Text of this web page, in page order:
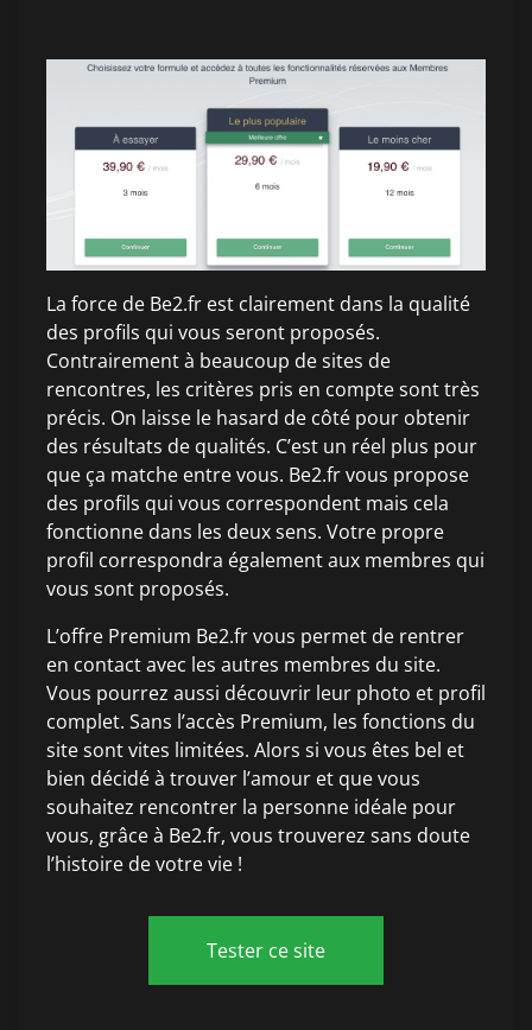
La force de Be2.fr est clairement dans la qualité
des profils qui vous seront proposés.
Contrairement à beaucoup de sites de
rencontres, les critères pris en compte sont très
précis. On laisse le hasard de côté pour obtenir
des résultats de qualités. C’est un réel plus pour
que ça matche entre vous. Be2.fr vous propose
des profils qui vous correspondent mais cela
fonctionne dans les deux sens. Votre propre
profil correspondra également aux membres qui
vous sont proposés.
L’offre Premium Be2.fr vous permet de rentrer
en contact avec les autres membres du site.
Vous pourrez aussi découvrir leur photo et profil
complet. Sans l’accès Premium, les fonctions du
site sont vites limitées. Alors si vous êtes bel et
bien décidé à trouver l’amour et que vous
souhaitez rencontrer la personne idéale pour
vous, grâce à Be2.fr, vous trouverez sans doute
l’histoire de votre vie !
Tester ce site